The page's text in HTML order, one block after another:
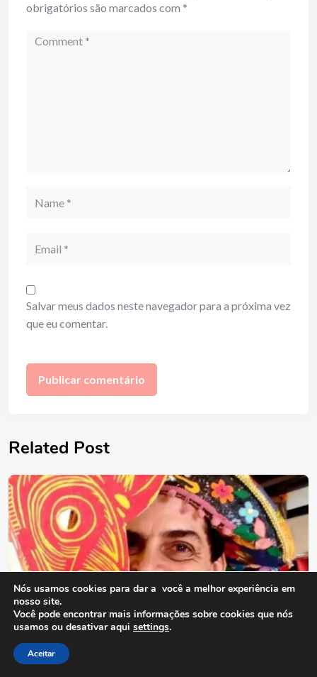
obrigatórios são marcados com *
Comment
Salvar meus dados neste navegador para a próxima vez
que eu comentar.
Related Post
Nós usamos cookies para dar a você a melhor experiência em
nosso site.
Você pode encontrar mais informações sobre cookies que nós
usamos ou desativar aqui settings.
Aceitar